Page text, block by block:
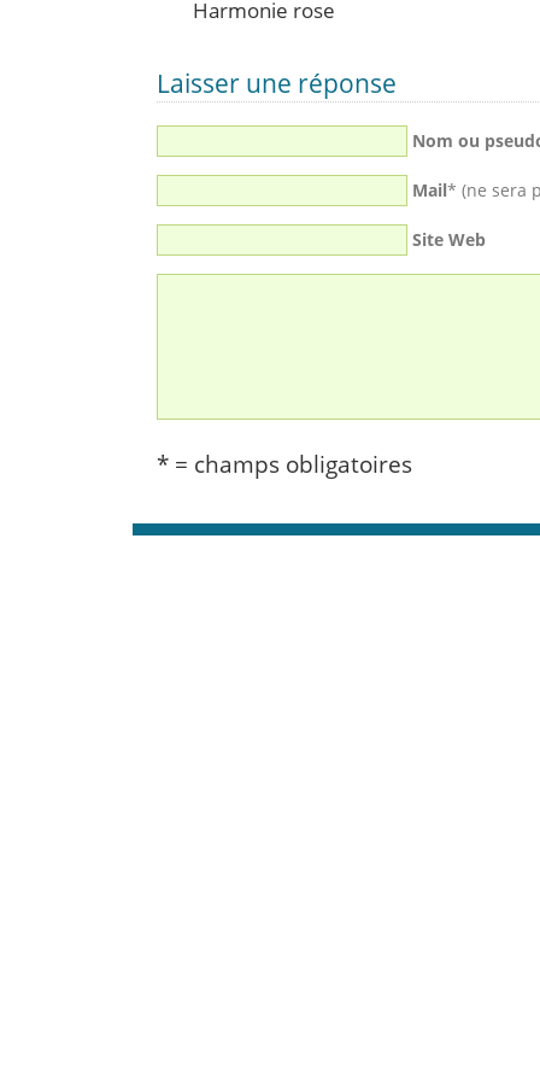
Harmonie rose
Laisser une réponse
Nom ou
Mail* (ne sera
Site Web
* = champs obligatoires